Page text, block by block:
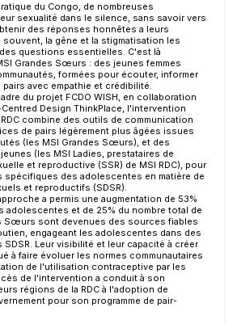
du Congo, de nombreuses
sexualité dans le silence, sans savoir vers
des réponses honnêtes a leurs
la gêne et la stigmatisation les
questions essentielles. C'est là
Grandes Sœurs : des jeunes femmes
formées pour écouter, informer
avec empathie et crédibilité.
du projet FCDO WISH, en collaboration
Design ThinkPlace, l'intervention
combine des outils de communication
de pairs légèrement plus âgées issues
(les MSI Grandes Sœurs), et des
(les MSI Ladies, prestataires de
et reproductive (SSR) de MSI RDC), pour
spécifiques des adolescentes en matière de
et reproductifs (SDSR).
a permis une augmentation de 53%
adolescentes et de 25% du nombre total de
Sœurs sont devenues des sources fiables
engageant les adolescentes dans des
Leur visibilité et leur capacité à créer
à faire évoluer les normes communautaires
de l'utilisation contraceptive par les
de l'intervention a conduit à son
régions de la RDC à l'adoption de
pour son programme de pair-